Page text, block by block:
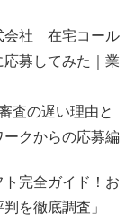
会社 在宅コール
募してみた｜業
査の遅い理由と
クからの応募編
ト完全ガイド！お
を徹底調査」